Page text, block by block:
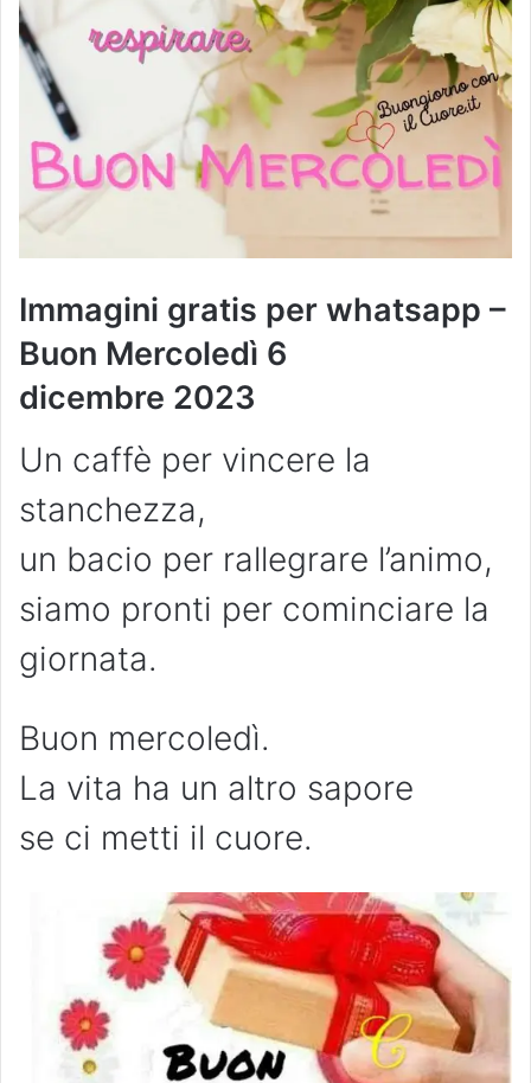
Immagini gratis per whatsapp –
Buon Mercoledì 6
dicembre 2023
Un caffè per vincere la
stanchezza,
un bacio per rallegrare l’animo,
siamo pronti per cominciare la
giornata.
Buon mercoledì.
La vita ha un altro sapore
se ci metti il cuore.